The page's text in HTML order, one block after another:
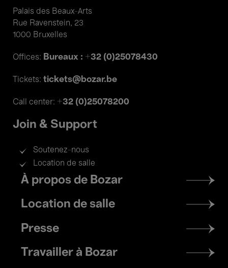
Palais des Beaux-Arts
Rue Ravenstein, 23
1000 Bruxelles
Offices: Bureaux : +32 (0)25078430
Tickets: tickets@bozar.be
Call center: +32 (0)25078200
Join & Support
Soutenez-nous
Location de salle
Footer
menu
À propos de Bozar
Location de salle
Presse
Travailler à Bozar